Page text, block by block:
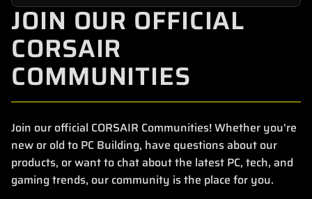
JOIN OUR OFFICIAL
CORSAIR
COMMUNITIES
Join our official CORSAIR Communities! Whether you're
new or old to PC Building, have questions about our
products, or want to chat about the latest PC, tech, and
gaming trends, our community is the place for you.